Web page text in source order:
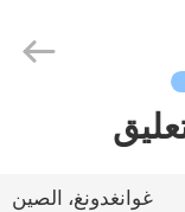
غوانغدونغ، الصين